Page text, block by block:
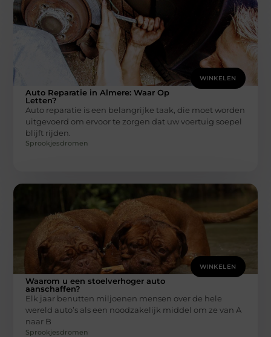
WINKELEN
Auto Reparatie in Almere: Waar Op
Letten?
Auto reparatie is een belangrijke taak, die moet worden
uitgevoerd om ervoor te zorgen dat uw voertuig soepel
blijft rijden.
Sprookjesdromen
WINKELEN
Waarom u een stoelverhoger auto
aanschaffen?
Elk jaar benutten miljoenen mensen over de hele
wereld auto’s als een noodzakelijk middel om ze van A
naar B
Sprookjesdromen